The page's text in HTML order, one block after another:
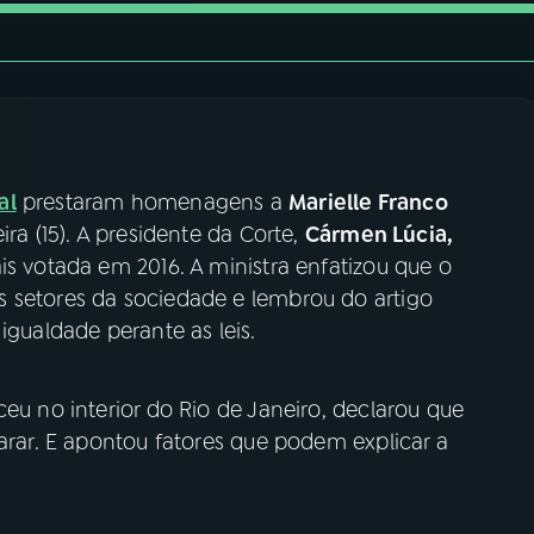
prestaram homenagens a Marielle Franco
(15). A presidente da Corte, Cármen Lúcia,
votada em 2016. A ministra enfatizou que o
da sociedade e lembrou do artigo
perante as leis.
no interior do Rio de Janeiro, declarou que
E apontou fatores que podem explicar a